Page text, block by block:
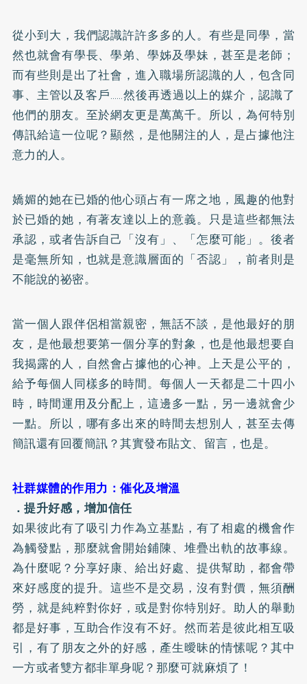
從小到大，我們認識許許多多的人。有些是同學，當
然也就會有學長、學弟、學姊及學妹，甚至是老師；
而有些則是出了社會，進入職場所認識的人，包含同
事、主管以及客戶……然後再透過以上的媒介，認識了
他們的朋友。至於網友更是萬萬千。所以，為何特別
傳訊給這一位呢？顯然，是他關注的人，是占據他注
意力的人。
嬌媚的她在已婚的他心頭占有一席之地，風趣的他對
於已婚的她，有著友達以上的意義。只是這些都無法
承認，或者告訴自己「沒有」、「怎麼可能」。後者
是毫無所知，也就是意識層面的「否認」，前者則是
不能說的祕密。
當一個人跟伴侶相當親密，無話不談，是他最好的朋
友，是他最想要第一個分享的對象，也是他最想要自
我揭露的人，自然會占據他的心神。上天是公平的，
給予每個人同樣多的時間。每個人一天都是二十四小
時，時間運用及分配上，這邊多一點，另一邊就會少
一點。所以，哪有多出來的時間去想別人，甚至去傳
簡訊還有回覆簡訊？其實發布貼文、留言，也是。
社群媒體的作用力：催化及增溫
．提升好感，增加信任
如果彼此有了吸引力作為立基點，有了相處的機會作
為觸發點，那麼就會開始鋪陳、堆疊出軌的故事線。
為什麼呢？分享好康、給出好處、提供幫助，都會帶
來好感度的提升。這些不是交易，沒有對價，無須酬
勞，就是純粹對你好，或是對你特別好。助人的舉動
都是好事，互助合作沒有不好。然而若是彼此相互吸
引，有了朋友之外的好感，產生曖昧的情愫呢？其中
一方或者雙方都非單身呢？那麼可就麻煩了！